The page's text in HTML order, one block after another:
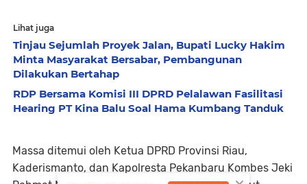
Lihat juga
Tinjau Sejumlah Proyek Jalan, Bupati Lucky Hakim
Minta Masyarakat Bersabar, Pembangunan
Dilakukan Bertahap
RDP Bersama Komisi III DPRD Pelalawan Fasilitasi
Hearing PT Kina Balu Soal Hama Kumbang Tanduk
Massa ditemui oleh Ketua DPRD Provinsi Riau,
Kaderismanto, dan Kapolresta Pekanbaru Kombes Jeki